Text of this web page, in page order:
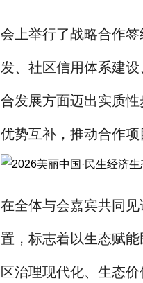
会上举行了战略合作
发、社区信用体系建
合发展方面迈出实质
优势互补，推动合作
在全体与会嘉宾共同
置，标志着以生态赋
区治理现代化、生态